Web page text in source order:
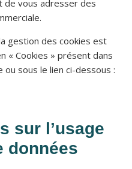
de vous adresser des
gestion des cookies est
« Cookies » présent dans
sous le lien ci-dessous :
sur l’usage
données